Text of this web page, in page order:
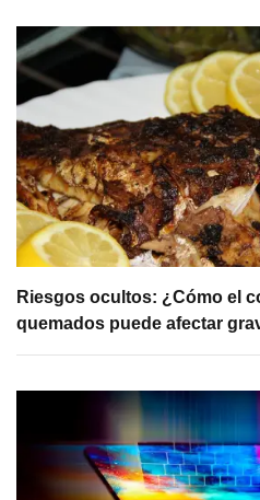
Riesgos ocultos: ¿Cómo el
quemados puede afectar